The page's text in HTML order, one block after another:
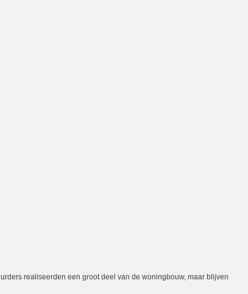
realiseerden een groot deel van de woningbouw, maar blijven